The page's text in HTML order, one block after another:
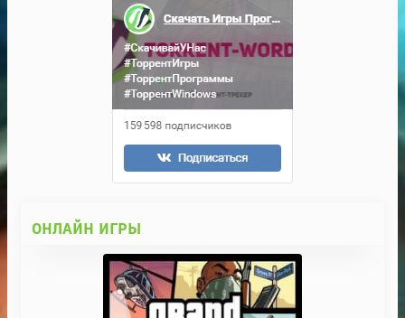
ОНЛАЙН ИГРЫ